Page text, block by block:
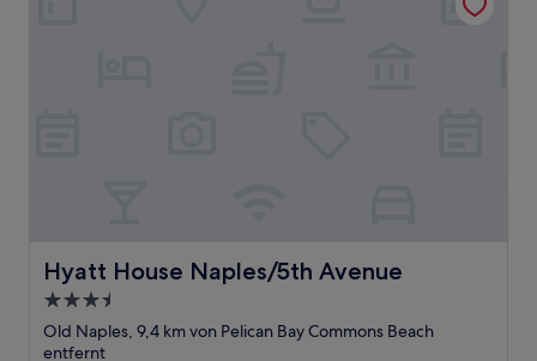
Hyatt House Naples/5th Avenue
Hyatt House Naples/5th Avenue
3.5-
Sterne-
Unterkunft
Old Naples, 9,4 km von Pelican Bay Commons Beach
entfernt